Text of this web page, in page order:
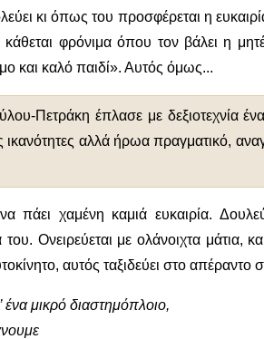
κι όπως του προσφέρεται η
κάθεται φρόνιμα όπου τον βάλει η
και καλό παιδί». Αυτός όμως...
Πετράκη έπλασε με δεξιοτεχνία
ικανότητες αλλά ήρωα πραγματικό,
πάει χαμένη καμιά ευκαιρία.
Ονειρεύεται με ολάνοιχτα μάτια,
αυτός ταξιδεύει στο απέραντο
ένα μικρό διαστημόπλοιο,